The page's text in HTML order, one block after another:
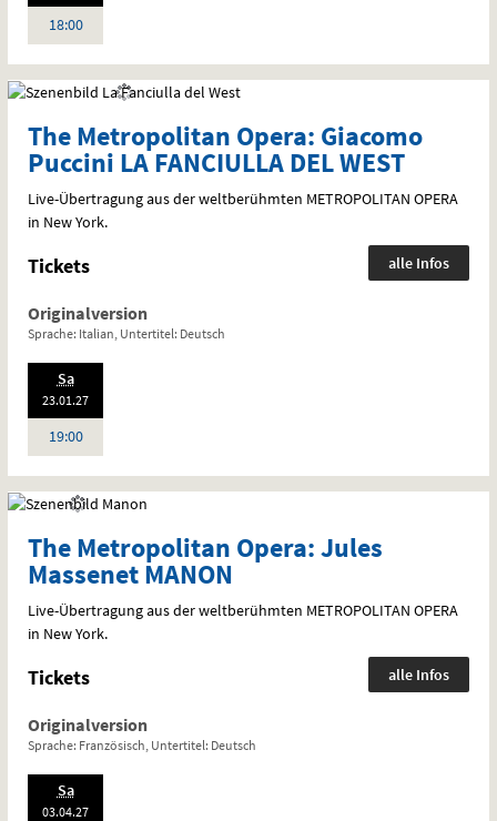
18:00Uhr
The Metropolitan Opera: Giacomo
Puccini LA FANCIULLA DEL WEST
Live-Übertragung aus der weltberühmten METROPOLITAN OPERA
in New York.
alle Infos
Tickets
Originalversion
Sprache: Italian, Untertitel: Deutsch
Sa.,
23.01.20
27:
19:00Uhr
The Metropolitan Opera: Jules
Massenet MANON
Live-Übertragung aus der weltberühmten METROPOLITAN OPERA
in New York.
alle Infos
Tickets
Originalversion
Sprache: Französisch, Untertitel: Deutsch
Sa.,
03.04.20
27: